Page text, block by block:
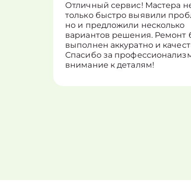
Отличный сервис! Мастера
только быстро выявили
но и предложили несколько
вариантов решения. Ремонт
выполнен аккуратно и
Спасибо за
внимание к деталям!